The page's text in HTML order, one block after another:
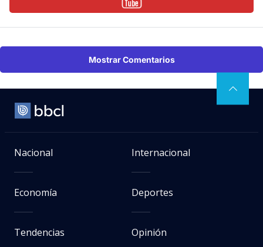
Mostrar Comentarios
Nacional Internacional
Economía Deportes
Tendencias Opinión